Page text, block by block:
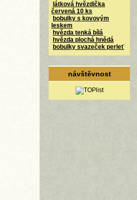
látková hvězdička
červená 10 ks
bobulky s kovovým
leskem
hvězda tenká bílá
hvězda plochá hnědá
bobulky svazeček perleť
návštěvnost